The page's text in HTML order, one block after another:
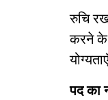
रुचि
करने के
पद का